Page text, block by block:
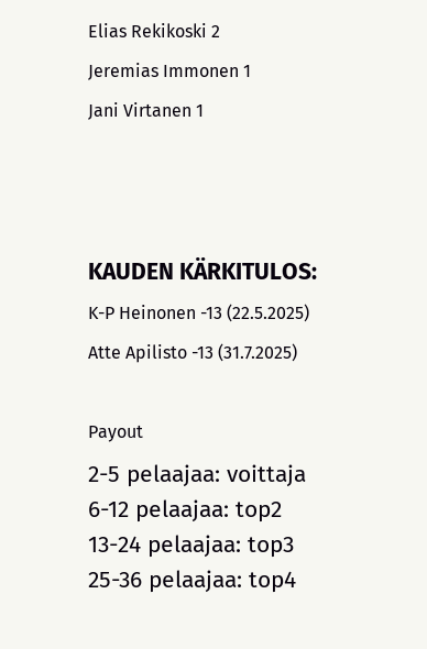
Elias Rekikoski 2
Jeremias Immonen 1
Jani Virtanen 1
KAUDEN KÄRKITULOS:
K-P Heinonen -13 (22.5.2025)
Atte Apilisto -13 (31.7.2025)
Payout
2-5 pelaajaa: voittaja
6-12 pelaajaa: top2
13-24 pelaajaa: top3
25-36 pelaajaa: top4